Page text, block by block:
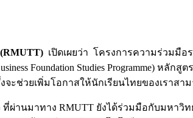
(RMUTT) เปิดเผยว่า โครงการความร่วมมือ
Foundation Studies Programme) หลัก
ะช่วยเพิ่มโอกาสให้นักเรียนไทยของเรา
นมาทาง RMUTT ยังได้ร่วมมือกับมหาวิ